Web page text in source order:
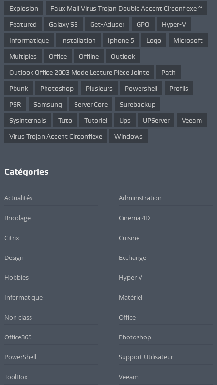
Explosion Faux Mail Virus Trojan Double Accent Circonflexe ^^
Featured Galaxy S3 Get-Aduser GPO Hyper-V
Informatique Installation Iphone 5 Logo Microsoft
Multiples Office Offline Outlook
Outlook Office 2003 Mode Lecture Pièce Jointe Path
Pbunk Photoshop Plusieurs Powershell Profils
PSR Samsung Server Core Surebackup
Sysinternals Tuto Tutoriel Ups UPServer Veeam
Virus Trojan Accent Circonflexe Windows
Catégories
Actualités Administration
Bricolage Cinema 4D
Citrix Cuisine
Design Exchange
Hobbies Hyper-V
Informatique Matériel
Non class Office
Office365 Photoshop
PowerShell Support Utilisateur
ToolBox Veeam